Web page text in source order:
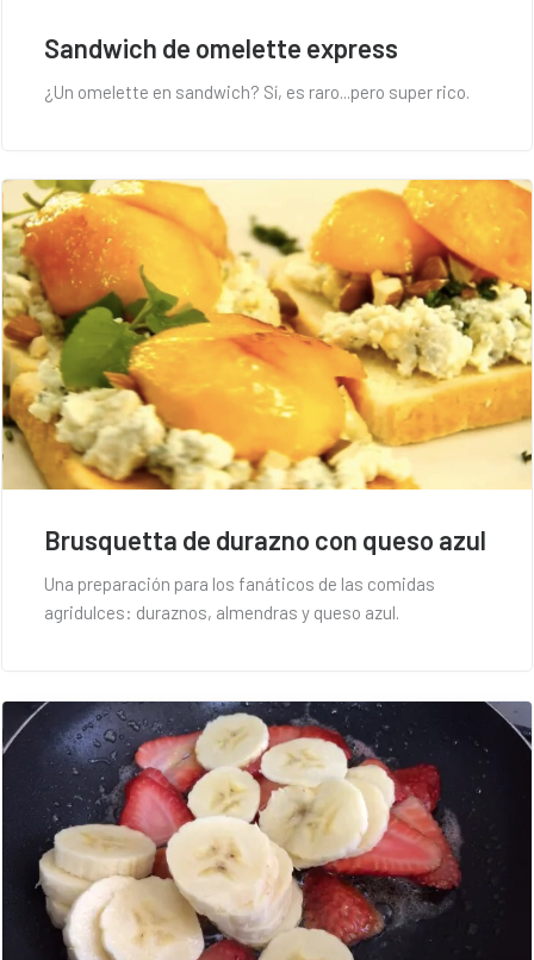
Sandwich de omelette express
¿Un omelette en sandwich? Sí, es raro...pero super rico.
Brusquetta de durazno con queso azul
Una preparación para los fanáticos de las comidas
agridulces: duraznos, almendras y queso azul.